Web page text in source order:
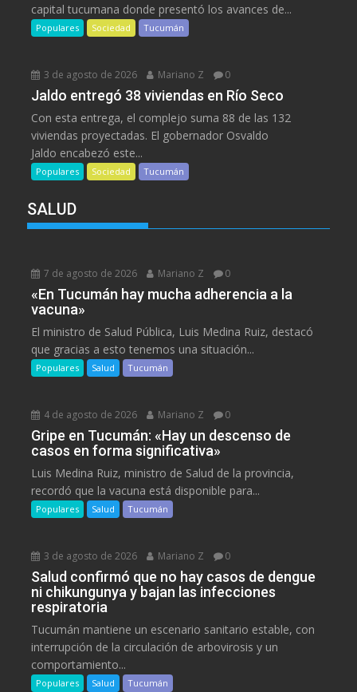
capital tucumana donde presentó los avances de...
Populares Sociedad Tucumán
3 de agosto de 2026 Mariano Z 0
Jaldo entregó 38 viviendas en Río Seco
Con esta entrega, el complejo suma 88 de las 132
viviendas proyectadas. El gobernador Osvaldo
Jaldo encabezó este...
Populares Sociedad Tucumán
SALUD
7 de agosto de 2026 Mariano Z 0
«En Tucumán hay mucha adherencia a la
vacuna»
El ministro de Salud Pública, Luis Medina Ruiz, destacó
que gracias a esto tenemos una situación...
Populares Salud Tucumán
4 de agosto de 2026 Mariano Z 0
Gripe en Tucumán: «Hay un descenso de
casos en forma significativa»
Luis Medina Ruiz, ministro de Salud de la provincia,
recordó que la vacuna está disponible para...
Populares Salud Tucumán
3 de agosto de 2026 Mariano Z 0
Salud confirmó que no hay casos de dengue
ni chikungunya y bajan las infecciones
respiratoria
Tucumán mantiene un escenario sanitario estable, con
interrupción de la circulación de arbovirosis y un
comportamiento...
Populares Salud Tucumán